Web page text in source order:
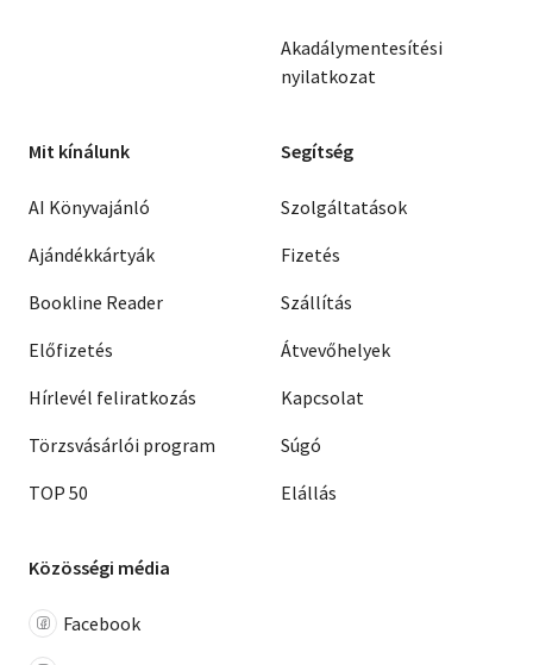
Akadálymentesítési
nyilatkozat
Mit kínálunk
AI Könyvajánló
Ajándékkártyák
Bookline Reader
Előfizetés
Hírlevél feliratkozás
Törzsvásárlói program
TOP 50
Segítség
Szolgáltatások
Fizetés
Szállítás
Átvevőhelyek
Kapcsolat
Súgó
Elállás
Közösségi média
Facebook